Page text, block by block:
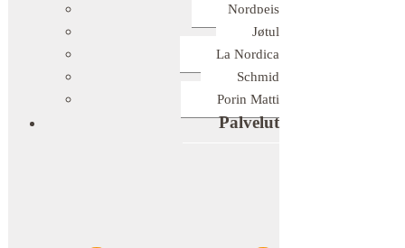
Nordpeis
Jøtul
La Nordica
Schmid
Porin Matti
Palvelut